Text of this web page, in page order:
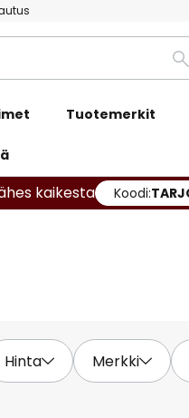
Tuotemerkit
kaikesta Koodi:
Hinta Merkki